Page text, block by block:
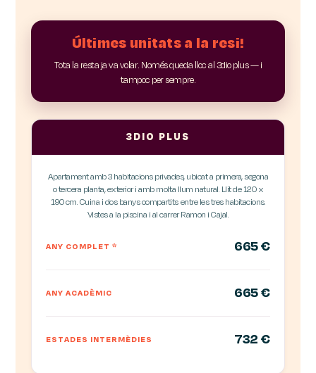
Últimes unitats a la resi!
Tota la resta ja va volar. Només queda lloc al 3dio plus — i
tampoc per sempre.
3DIO PLUS
Apartament amb 3 habitacions privades, ubicat a primera, segona
o tercera planta, exterior i amb molta llum natural. Llit de 120 x
190 cm. Cuina i dos banys compartits entre les tres habitacions.
Vistes a la piscina i al carrer Ramon i Cajal.
ANY COMPLET* 665 €
ANY ACADÈMIC 665 €
ESTADES INTERMÈDIES 732 €